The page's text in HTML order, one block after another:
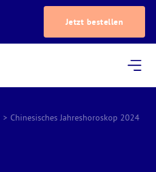
Jetzt bestellen
> Chinesisches Jahreshoroskop 2024